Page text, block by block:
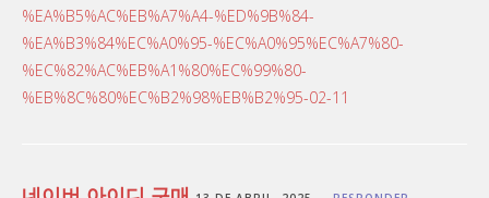
%EA%B5%AC%EB%A7%A4-%ED%9B%84-
%EA%B3%84%EC%A0%95-%EC%A0%95%EC%A7%80-
%EC%82%AC%EB%A1%80%EC%99%80-
%EB%8C%80%EC%B2%98%EB%B2%95-02-11